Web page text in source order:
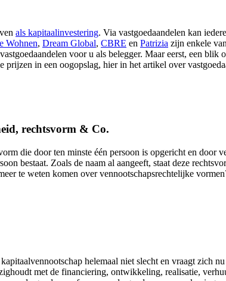
als kapitaalinvestering. Via vastgoedaandelen kan
Wohnen, Dream Global, CBRE en Patrizia zijn enkele
voor u als belegger. Maar eerst, een
in een oogopslag, hier in het artikel over
rechtsvorm & Co.
die door ten minste één persoon is opgericht en door
bestaat. Zoals de naam al aangeeft, staat deze
te weten komen over vennootschapsrechtelijke
helemaal niet slecht en vraagt zich
met de financiering, ontwikkeling, realisatie,